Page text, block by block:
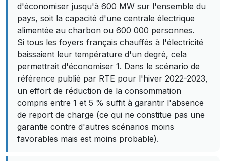
d'économiser jusqu'à 600 MW sur l'ensemble du
pays, soit la capacité d'une centrale électrique
alimentée au charbon ou 600 000 personnes.
Si tous les foyers français chauffés à l'électricité
baissaient leur température d'un degré, cela
permettrait d'économiser 1. Dans le scénario de
référence publié par RTE pour l'hiver 2022-2023,
un effort de réduction de la consommation
compris entre 1 et 5 % suffit à garantir l'absence
de report de charge (ce qui ne constitue pas une
garantie contre d'autres scénarios moins
favorables mais est moins probable).